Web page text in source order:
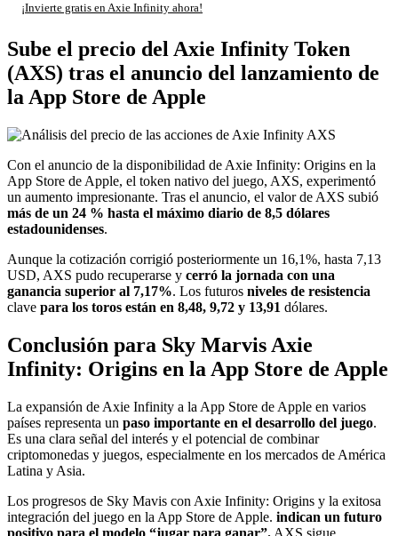
¡Invierte gratis en Axie Infinity ahora!
Sube el precio del Axie Infinity Token
(AXS) tras el anuncio del lanzamiento de
la App Store de Apple
Con el anuncio de la disponibilidad de Axie Infinity: Origins en la
App Store de Apple, el token nativo del juego, AXS, experimentó
un aumento impresionante. Tras el anuncio, el valor de AXS subió
más de un 24 % hasta el máximo diario de 8,5 dólares
estadounidenses.
Aunque la cotización corrigió posteriormente un 16,1%, hasta 7,13
USD, AXS pudo recuperarse y cerró la jornada con una
ganancia superior al 7,17%. Los futuros niveles de resistencia
clave para los toros están en 8,48, 9,72 y 13,91 dólares.
Conclusión para Sky Marvis Axie
Infinity: Origins en la App Store de Apple
La expansión de Axie Infinity a la App Store de Apple en varios
países representa un paso importante en el desarrollo del juego.
Es una clara señal del interés y el potencial de combinar
criptomonedas y juegos, especialmente en los mercados de América
Latina y Asia.
Los progresos de Sky Mavis con Axie Infinity: Origins y la exitosa
integración del juego en la App Store de Apple. indican un futuro
positivo para el modelo “jugar para ganar”. AXS sigue